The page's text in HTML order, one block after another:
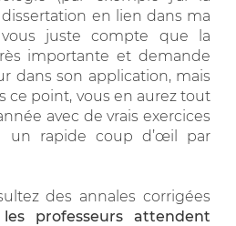
en lien dans ma
vous juste compte que la
importante et demande
dans son application, mais
ce point, vous en aurez tout
avec de vrais exercices
un rapide coup d’œil par
des annales corrigées
professeurs attendent